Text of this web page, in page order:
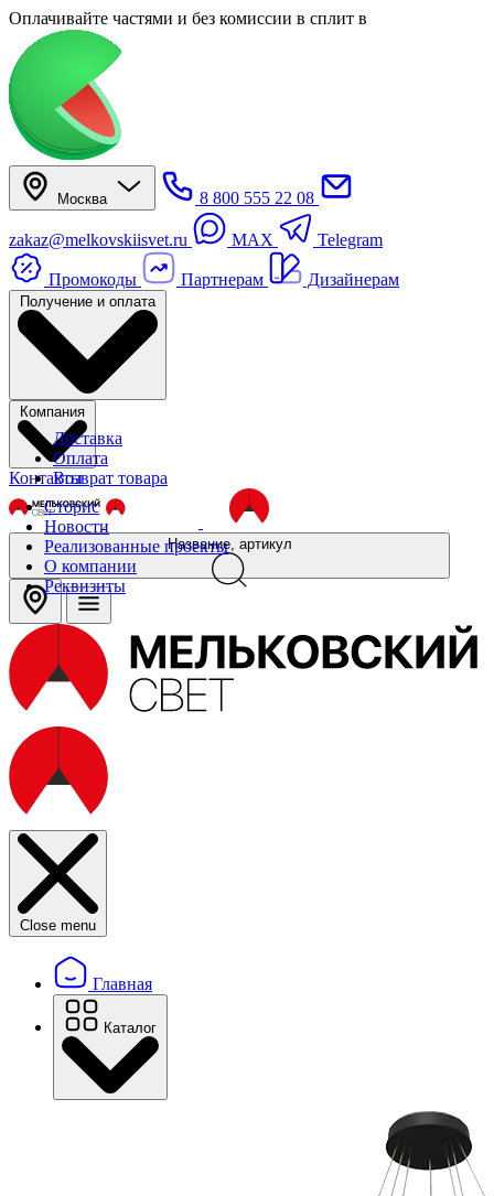
Оплачивайте частями и без комиссии в сплит в
Москва 8 800 555 22 08
zakaz@melkovskiisvet.ru MAX Telegram
Промокоды Партнерам Дизайнерам
Получение и оплата
Доставка
Оплата
Возврат товара
Компания
Сторис
Новости
Реализованные проекты
О компании
Реквизиты
Контакты
Название, артикул
Close menu
Главная
Каталог